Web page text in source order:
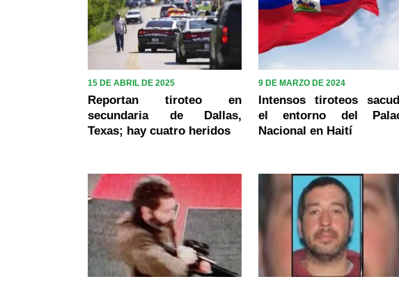
15 DE ABRIL DE 2025
Reportan tiroteo en
secundaria de Dallas,
Texas; hay cuatro heridos
9 DE MARZO DE 2024
Intensos tiroteos
el entorno del
Nacional en Haití